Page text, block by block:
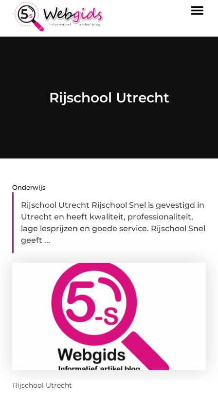
Rijschool Utrecht
Onderwijs
Rijschool Utrecht Rijschool Snel is gevestigd in
Utrecht en heeft kwaliteit, professionaliteit,
lage lesprijzen en goede service. Rijschool Snel
geeft ...
Rijschool Utrecht